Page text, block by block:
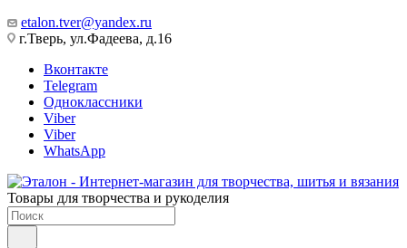
etalon.tver@yandex.ru
г.Тверь, ул.Фадеева, д.16
Вконтакте
Telegram
Одноклассники
Viber
Viber
WhatsApp
Товары для творчества и рукоделия